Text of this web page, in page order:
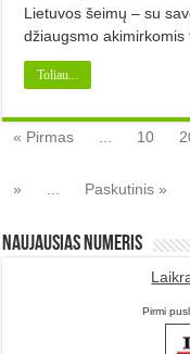
Lietuvos šeimų – su
džiaugsmo akimirkomis
Toliau...
« Pirmas 10
»
Paskutinis »
Naujausias numeris
Pirmi